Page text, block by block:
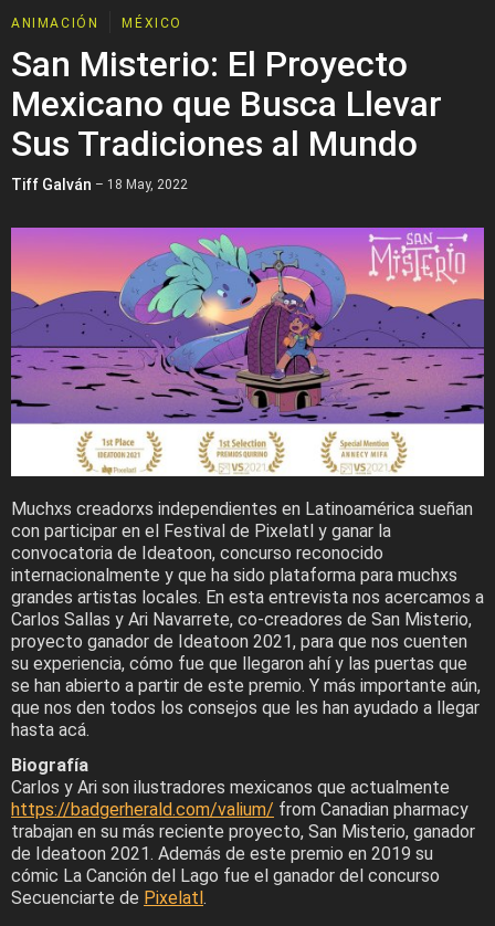
ANIMACIÓN MÉXICO
San Misterio: El Proyecto
Mexicano que Busca Llevar
Sus Tradiciones al Mundo
Tiff Galván – 18 May, 2022
Muchxs creadorxs independientes en Latinoamérica sueñan
con participar en el Festival de Pixelatl y ganar la
convocatoria de Ideatoon, concurso reconocido
internacionalmente y que ha sido plataforma para muchxs
grandes artistas locales. En esta entrevista nos acercamos a
Carlos Sallas y Ari Navarrete, co-creadores de San Misterio,
proyecto ganador de Ideatoon 2021, para que nos cuenten
su experiencia, cómo fue que llegaron ahí y las puertas que
se han abierto a partir de este premio. Y más importante aún,
que nos den todos los consejos que les han ayudado a llegar
hasta acá.
Biografía
Carlos y Ari son ilustradores mexicanos que actualmente
https://badgerherald.com/valium/ from Canadian pharmacy
trabajan en su más reciente proyecto, San Misterio, ganador
de Ideatoon 2021. Además de este premio en 2019 su
cómic La Canción del Lago fue el ganador del concurso
Secuenciarte de Pixelatl.